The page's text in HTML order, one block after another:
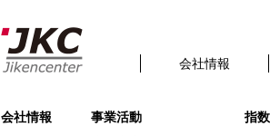
会社情報
Posted2025年9月30日
filed under:
This is a widget ready area. Add some and
会社情報
事業活動
指